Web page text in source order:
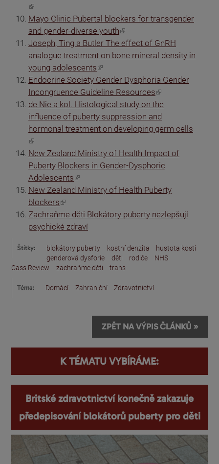
(odkaz je externí)
Mayo Clinic Pubertal blockers for transgender
and gender-diverse youth
(odkaz je externí)
Joseph, Ting a Butler The effect of GnRH
analogue treatment on bone mineral density in
young adolescents
(odkaz je externí)
Endocrine Society Gender Dysphoria Gender
Incongruence Guideline Resources
(odkaz je externí)
de Nie a kol. Histological study on the
influence of puberty suppression and
hormonal treatment on developing germ cells
(odkaz je externí)
New Zealand Ministry of Health Impact of
Puberty Blockers in Gender-Dysphoric
Adolescents
(odkaz je externí)
New Zealand Ministry of Health Puberty
blockers
(odkaz je externí)
Zachraňme děti Blokátory puberty nezlepšují
psychické zdraví
Štítky: blokátory puberty kostní denzita
hustota kostí
genderová dysforie
děti rodiče
NHS
Cass Review
zachraňme děti trans
Téma: Domácí Zahraniční Zdravotnictví
ZPĚT NA VÝPIS ČLÁNKŮ »
K TÉMATU VYBÍRÁME:
Britské zdravotnictví konečně zakazuje
předepisování blokátorů puberty pro děti